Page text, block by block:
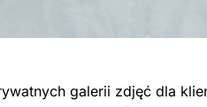
galerii zdjęć dla